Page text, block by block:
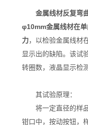
金属线材反复弯
φ10mm金属线材在
力，以检验金属线材
显示出的缺陷。该试
转圈数，液晶显示检
其试验原理：
将一定直径的样品
钳口中，按动按钮，